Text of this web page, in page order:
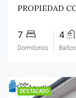
7
Dormitorios
4
Baños
DESTACADO